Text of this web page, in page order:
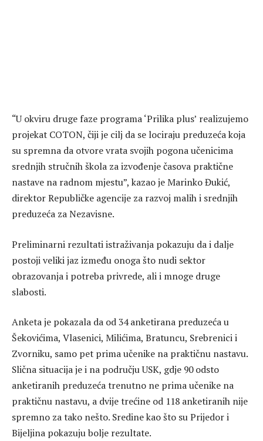
“U okviru druge faze programa ‘Prilika plus’ realizujemo
projekat COTON, čiji je cilj da se lociraju preduzeća koja
su spremna da otvore vrata svojih pogona učenicima
srednjih stručnih škola za izvođenje časova praktične
nastave na radnom mjestu”, kazao je Marinko Đukić,
direktor Republičke agencije za razvoj malih i srednjih
preduzeća za Nezavisne.
Preliminarni rezultati istraživanja pokazuju da i dalje
postoji veliki jaz između onoga što nudi sektor
obrazovanja i potreba privrede, ali i mnoge druge
slabosti.
Anketa je pokazala da od 34 anketirana preduzeća u
Šekovićima, Vlasenici, Milićima, Bratuncu, Srebrenici i
Zvorniku, samo pet prima učenike na praktičnu nastavu.
Slična situacija je i na području USK, gdje 90 odsto
anketiranih preduzeća trenutno ne prima učenike na
praktičnu nastavu, a dvije trećine od 118 anketiranih nije
spremno za tako nešto. Sredine kao što su Prijedor i
Bijeljina pokazuju bolje rezultate.